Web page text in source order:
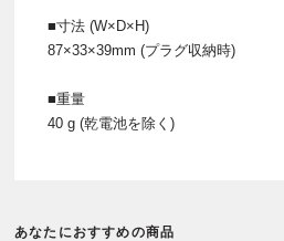
■寸法 (W×D×H)
87×33×39mm (プラグ収納時)
■重量
40 g (乾電池を除く)
あなたにおすすめの商品